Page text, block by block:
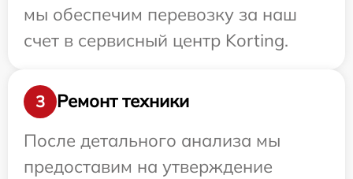
мы обеспечим перевозку за наш
счет в сервисный центр Korting.
3
Ремонт техники
После детального анализа мы
предоставим на утверждение